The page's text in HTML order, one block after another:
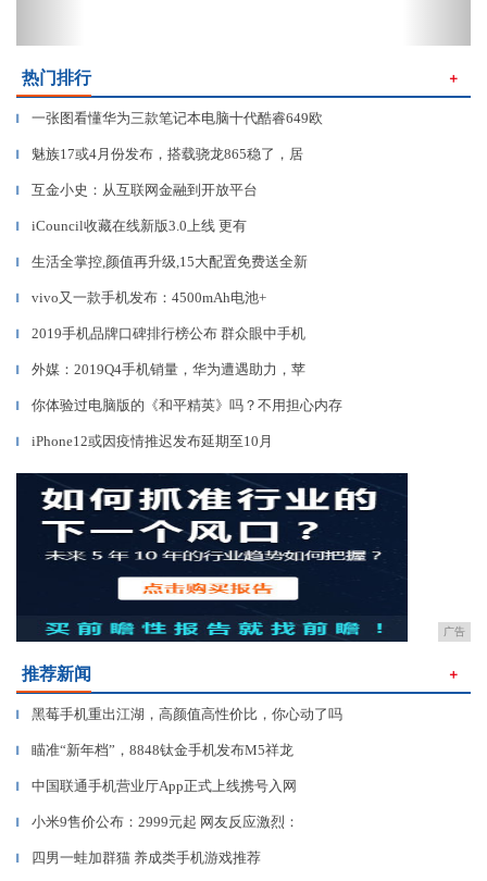
热门排行 ＋
▎ 一张图看懂华为三款笔记本电脑十代酷睿649欧
▎ 魅族17或4月份发布，搭载骁龙865稳了，居
▎ 互金小史：从互联网金融到开放平台
▎ iCouncil收藏在线新版3.0上线 更有
▎ 生活全掌控,颜值再升级,15大配置免费送全新
▎ vivo又一款手机发布：4500mAh电池+
▎ 2019手机品牌口碑排行榜公布 群众眼中手机
▎ 外媒：2019Q4手机销量，华为遭遇助力，苹
▎ 你体验过电脑版的《和平精英》吗？不用担心内存
▎ iPhone12或因疫情推迟发布延期至10月
广告
推荐新闻 ＋
▎ 黑莓手机重出江湖，高颜值高性价比，你心动了吗
▎ 瞄准“新年档”，8848钛金手机发布M5祥龙
▎ 中国联通手机营业厅App正式上线携号入网
▎ 小米9售价公布：2999元起 网友反应激烈：
▎ 四男一蛙加群猫 养成类手机游戏推荐